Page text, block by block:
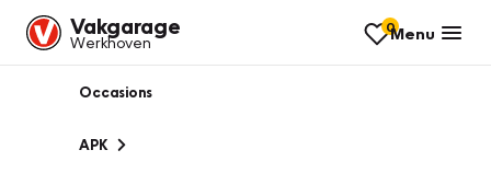
Vakgarage
Werkhoven
0Menu
Occasions
APK